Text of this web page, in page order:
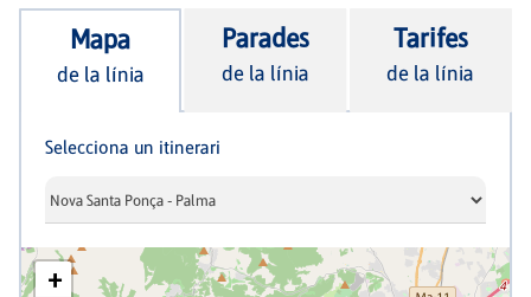
Mapa
de la línia
Parades
de la línia
Tarifes
de la línia